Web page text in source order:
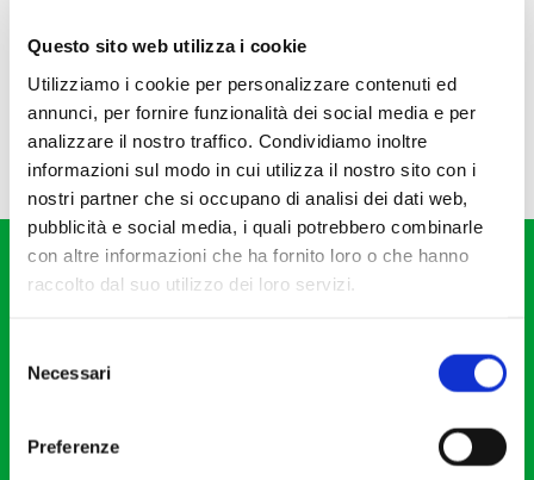
Questo sito web utilizza i cookie
Utilizziamo i cookie per personalizzare contenuti ed
annunci, per fornire funzionalità dei social media e per
analizzare il nostro traffico. Condividiamo inoltre
informazioni sul modo in cui utilizza il nostro sito con i
nostri partner che si occupano di analisi dei dati web,
pubblicità e social media, i quali potrebbero combinarle
con altre informazioni che ha fornito loro o che hanno
raccolto dal suo utilizzo dei loro servizi.
delNecessari
Preferenze
20121 Milano